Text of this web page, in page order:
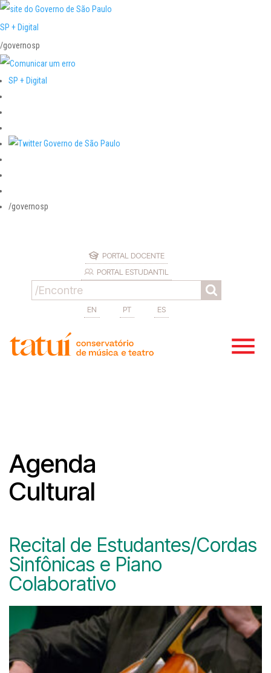
SP + Digital
/governosp
SP + Digital
/governosp
PORTAL DOCENTE
PORTAL ESTUDANTIL
EN PT ES
Agenda
Cultural
Recital de Estudantes/Cordas
Sinfônicas e Piano
Colaborativo